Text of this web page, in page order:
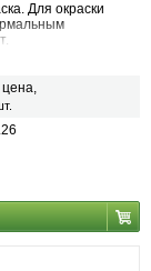
Для окраски